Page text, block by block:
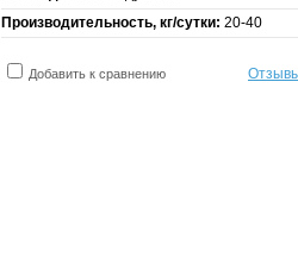
Производительность, кг/сутки: 20-40
Добавить к сравнению